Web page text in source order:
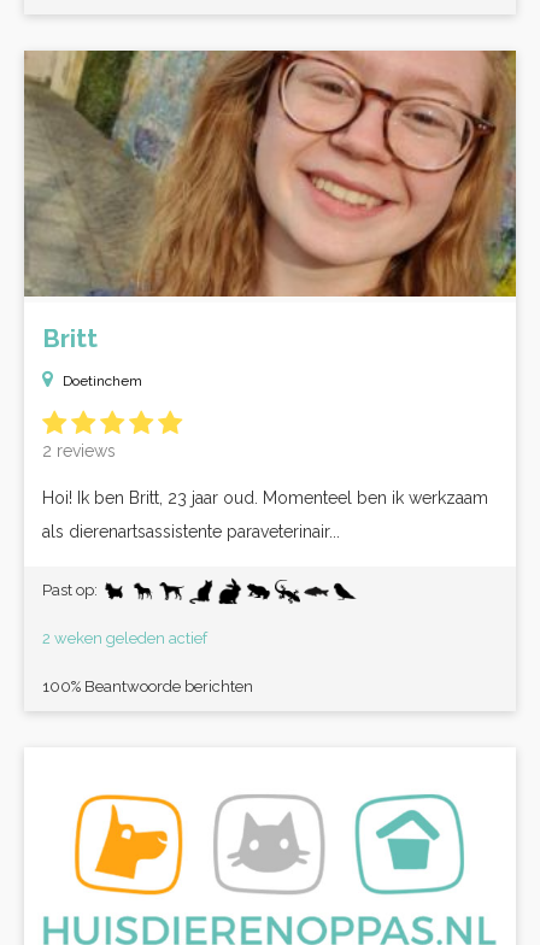
Britt
Doetinchem
2 reviews
Hoi! Ik ben Britt, 23 jaar oud. Momenteel ben ik werkzaam
als dierenartsassistente paraveterinair...
Past op:
2 weken geleden actief
100% Beantwoorde berichten